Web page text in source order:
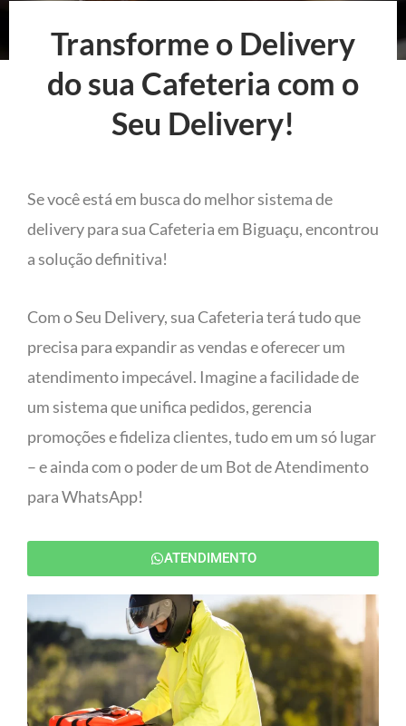
Transforme o Delivery
do sua Cafeteria com o
Seu Delivery!
Se você está em busca do melhor sistema de
delivery para sua Cafeteria em Biguaçu, encontrou
a solução definitiva!
Com o Seu Delivery, sua Cafeteria terá tudo que
precisa para expandir as vendas e oferecer um
atendimento impecável. Imagine a facilidade de
um sistema que unifica pedidos, gerencia
promoções e fideliza clientes, tudo em um só lugar
– e ainda com o poder de um Bot de Atendimento
para WhatsApp!
ATENDIMENTO